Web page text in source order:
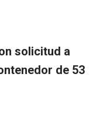
solicitud a
de 53